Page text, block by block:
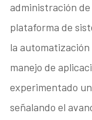
administración
plataforma de
la automatización
manejo de
experimentado
señalando el